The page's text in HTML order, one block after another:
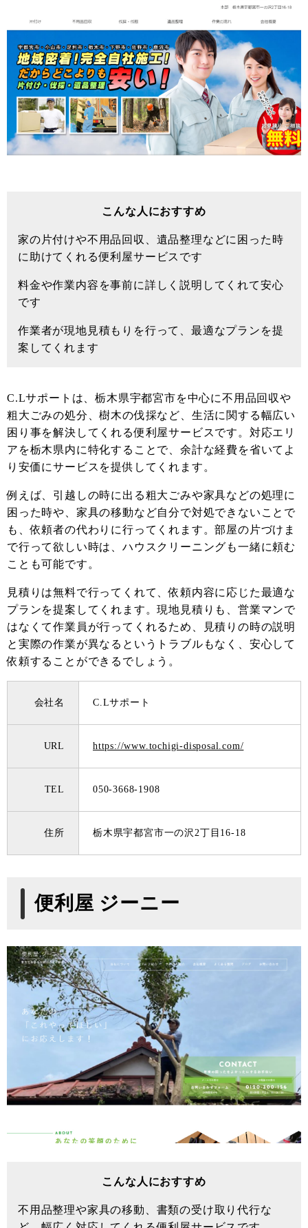
こんな人におすすめ
家の片付けや不用品回収、遺品整理などに困った時
に助けてくれる便利屋サービスです
料金や作業内容を事前に詳しく説明してくれて安心
です
作業者が現地見積もりを行って、最適なプランを提
案してくれます
C.Lサポートは、栃木県宇都宮市を中心に不用品回収や
粗大ごみの処分、樹木の伐採など、生活に関する幅広い
困り事を解決してくれる便利屋サービスです。対応エリ
アを栃木県内に特化することで、余計な経費を省いてよ
り安価にサービスを提供してくれます。
例えば、引越しの時に出る粗大ごみや家具などの処理に
困った時や、家具の移動など自分で対処できないことで
も、依頼者の代わりに行ってくれます。部屋の片づけま
で行って欲しい時は、ハウスクリーニングも一緒に頼む
ことも可能です。
見積りは無料で行ってくれて、依頼内容に応じた最適な
プランを提案してくれます。現地見積りも、営業マンで
はなくて作業員が行ってくれるため、見積りの時の説明
と実際の作業が異なるというトラブルもなく、安心して
依頼することができるでしょう。
会社名 C.Lサポート
URL https://www.tochigi-disposal.com/
TEL 050-3668-1908
住所 栃木県宇都宮市一の沢2丁目16-18
便利屋 ジーニー
こんな人におすすめ
不用品整理や家具の移動、書類の受け取り代行な